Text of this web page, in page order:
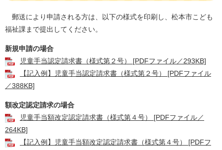
郵送により申請される方は、以下の様式を印刷し、松本市こども
福祉課まで提出してください。
新規申請の場合
児童手当認定請求書（様式第２号） [PDFファイル／293KB]
【記入例】児童手当認定請求書（様式第２号） [PDFファイル
／388KB]
額改定認定請求の場合
児童手当額改定認定請求書（様式第４号） [PDFファイル／
264KB]
【記入例】児童手当額改定認定請求書（様式第４号） [PDFフ